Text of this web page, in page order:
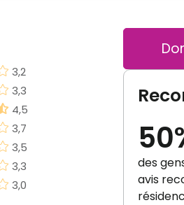
3,2
3,3
4,5
3,7
3,5
3,3
3,0
des
avis